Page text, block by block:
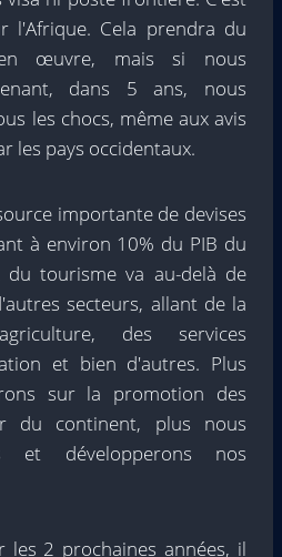
l'Afrique. Cela prendra du
œuvre, mais si nous
dans 5 ans, nous
les chocs, même aux avis
les pays occidentaux.
importante de devises
à environ 10% du PIB du
du tourisme va au-delà de
secteurs, allant de la
des services
et bien d'autres. Plus
sur la promotion des
du continent, plus nous
et développerons nos
les 2 prochaines années, il